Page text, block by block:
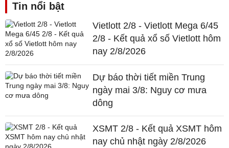
Tin nổi bật
Vietlott 2/8 - Vietlott Mega 6/45
2/8 - Kết quả xổ số Vietlott hôm
nay 2/8/2026
Dự báo thời tiết miền Trung
ngày mai 3/8: Nguy cơ mưa
dông
XSMT 2/8 - Kết quả XSMT hôm
nay chủ nhật ngày 2/8/2026